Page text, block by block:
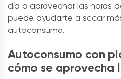
día o aprovechar las horas
puede ayudarte a sacar
autoconsumo.
Autoconsumo con
cómo se aprovecha